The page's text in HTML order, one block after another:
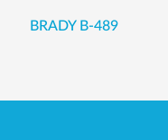
BRADY B-489